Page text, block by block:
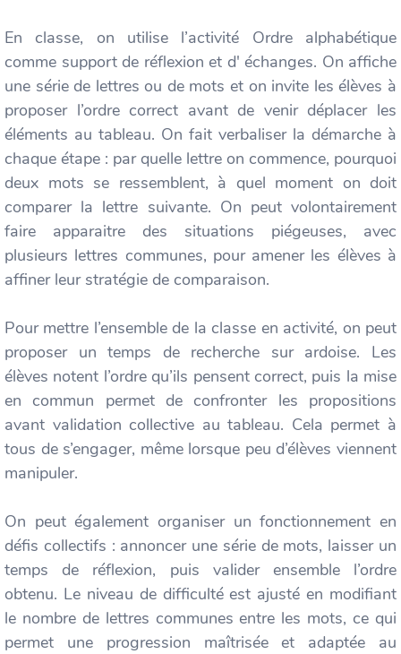
En classe, on utilise l’activité Ordre alphabétique
comme support de réflexion et d' échanges. On affiche
une série de lettres ou de mots et on invite les élèves à
proposer l’ordre correct avant de venir déplacer les
éléments au tableau. On fait verbaliser la démarche à
chaque étape : par quelle lettre on commence, pourquoi
deux mots se ressemblent, à quel moment on doit
comparer la lettre suivante. On peut volontairement
faire apparaitre des situations piégeuses, avec
plusieurs lettres communes, pour amener les élèves à
affiner leur stratégie de comparaison.
Pour mettre l’ensemble de la classe en activité, on peut
proposer un temps de recherche sur ardoise. Les
élèves notent l’ordre qu’ils pensent correct, puis la mise
en commun permet de confronter les propositions
avant validation collective au tableau. Cela permet à
tous de s’engager, même lorsque peu d’élèves viennent
manipuler.
On peut également organiser un fonctionnement en
défis collectifs : annoncer une série de mots, laisser un
temps de réflexion, puis valider ensemble l’ordre
obtenu. Le niveau de difficulté est ajusté en modifiant
le nombre de lettres communes entre les mots, ce qui
permet une progression maîtrisée et adaptée au